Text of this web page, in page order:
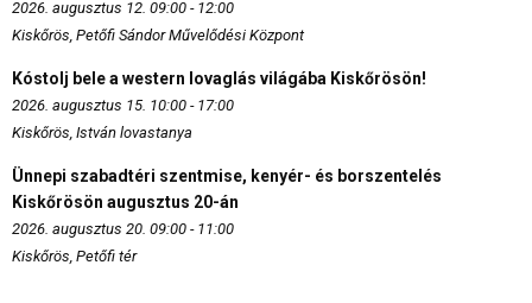
2026. augusztus 12. 09:00 - 12:00
Kiskőrös, Petőfi Sándor Művelődési Központ
Kóstolj bele a western lovaglás világába Kiskőrösön!
2026. augusztus 15. 10:00 - 17:00
Kiskőrös, István lovastanya
Ünnepi szabadtéri szentmise, kenyér- és borszentelés
Kiskőrösön augusztus 20-án
2026. augusztus 20. 09:00 - 11:00
Kiskőrös, Petőfi tér